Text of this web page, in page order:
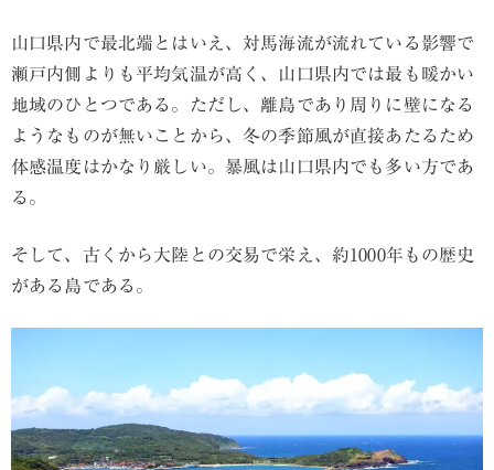
山口県内で最北端とはいえ、対馬海流が流れている影響で
瀬戸内側よりも平均気温が高く、山口県内では最も暖かい
地域のひとつである。ただし、離島であり周りに壁になる
ようなものが無いことから、冬の季節風が直接あたるため
体感温度はかなり厳しい。暴風は山口県内でも多い方であ
る。
そして、古くから大陸との交易で栄え、約1000年もの歴史
がある島である。